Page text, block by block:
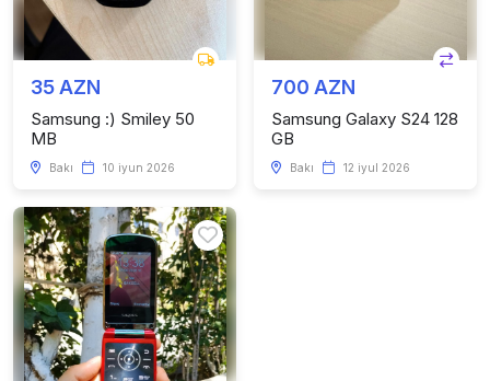
35 AZN
Samsung :) Smiley 50
MB
Bakı 10 iyun 2026
700 AZN
Samsung Galaxy S24 128
GB
Bakı 12 iyul 2026